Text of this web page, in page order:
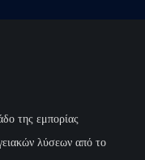
της εμπορίας
λύσεων από το